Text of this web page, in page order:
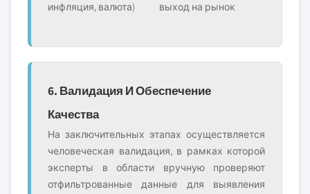
инфляция, валюта)
выход на рынок
6. Валидация И Обеспечение
Качества
На заключительных этапах осуществляется
человеческая валидация, в рамках которой
эксперты в области вручную проверяют
отфильтрованные данные для выявления